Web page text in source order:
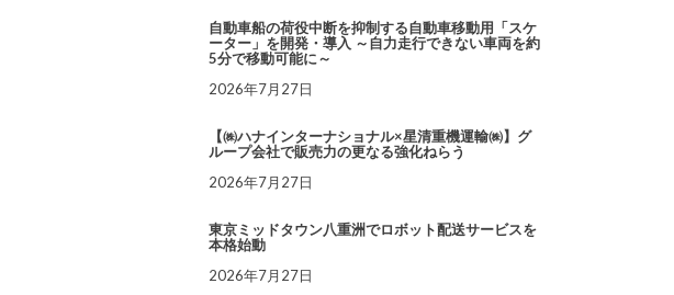
自動車船の荷役中断を抑制する自動車移動用「スケ
ーター」を開発・導入 ～自力走行できない車両を約
5分で移動可能に～
2026年7月27日
【㈱ハナインターナショナル×星清重機運輸㈱】グ
ループ会社で販売力の更なる強化ねらう
2026年7月27日
東京ミッドタウン八重洲でロボット配送サービスを
本格始動
2026年7月27日